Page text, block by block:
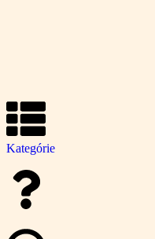
Kategórie